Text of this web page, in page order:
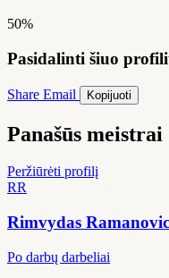
50%
Pasidalinti šiuo
Share Email Kopijuoti
Panašūs meistrai
Peržiūrėti profilį
RR
Rimvydas
Po darbų darbeliai